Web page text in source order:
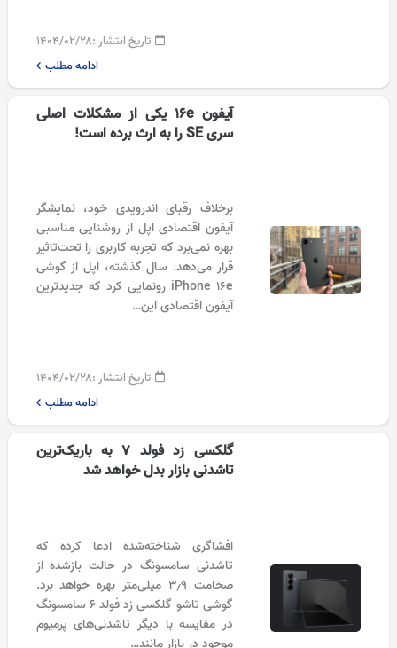
تاریخ انتشار :۱۴۰۴/۰۲/۲۸
ادامه مطلب
آیفون 16e یکی از مشکلات اصلی
سری SE را به ارث برده است!
برخلاف رقبای اندرویدی خود، نمایشگر
آیفون اقتصادی اپل از روشنایی مناسبی
بهره نمی‌برد که تجربه کاربری را تحت‌تاثیر
قرار می‌دهد. سال گذشته، اپل از گوشی
iPhone 16e رونمایی کرد که جدیدترین
آیفون اقتصادی این…
تاریخ انتشار :۱۴۰۴/۰۲/۲۸
ادامه مطلب
گلکسی زد فولد 7 به باریک‌ترین
تاشدنی بازار بدل خواهد شد
افشاگری شناخته‌شده ادعا کرده که
تاشدنی سامسونگ در حالت بازشده از
ضخامت ۳٫۹ میلی‌متر بهره خواهد برد.
گوشی تاشو گلکسی زد فولد ۶ سامسونگ
در مقایسه با دیگر تاشدنی‌های پرمیوم
موجود در بازار مانند…